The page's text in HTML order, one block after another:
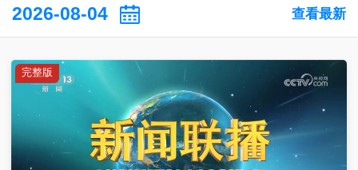
微信公眾號
掃碼關注 掃碼關注
2026-08-04 查看最新
完整版